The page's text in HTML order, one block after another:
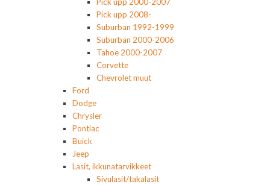
Pick upp 2008-
Suburban 1992-1999
Suburban 2000-2006
Tahoe 2000-2007
Corvette
Chevrolet muut
Ford
Dodge
Chrysler
Pontiac
Buick
Jeep
Lasit, ikkunatarvikkeet
Sivulasit/takalasit